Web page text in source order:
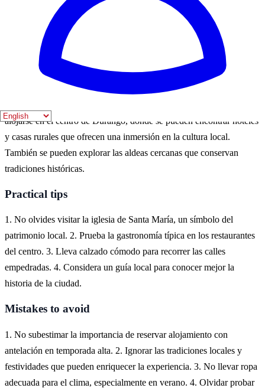
verano, cuando el clima es agradable y se celebran diversas
festividades culturales. Los meses de abril a septiembre son ideales
para disfrutar de actividades al aire libre y explorar el patrimonio
Where to experience it
alojarse en el centro de Durango, donde se pueden encontrar hoteles
y casas rurales que ofrecen una inmersión en la cultura local.
También se pueden explorar las aldeas cercanas que conservan
tradiciones históricas.
Practical tips
1. No olvides visitar la iglesia de Santa María, un símbolo del
patrimonio local. 2. Prueba la gastronomía típica en los restaurantes
del centro. 3. Lleva calzado cómodo para recorrer las calles
empedradas. 4. Considera un guía local para conocer mejor la
historia de la ciudad.
Mistakes to avoid
1. No subestimar la importancia de reservar alojamiento con
antelación en temporada alta. 2. Ignorar las tradiciones locales y
festividades que pueden enriquecer la experiencia. 3. No llevar ropa
adecuada para el clima, especialmente en verano. 4. Olvidar probar